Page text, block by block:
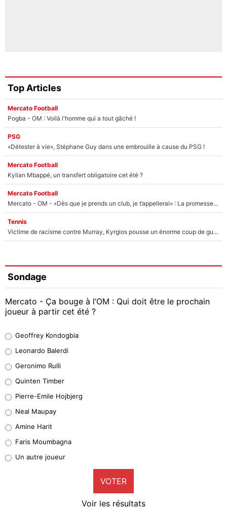
Top Articles
Mercato Football
Pogba - OM : Voilà l'homme qui a tout gâché !
PSG
«Détester à vie», Stéphane Guy dans une embrouille à cause du PSG !
Mercato Football
Kylian Mbappé, un transfert obligatoire cet été ?
Mercato Football
Mercato - OM - «Dès que je prends un club, je t’appellerai» : La promesse de Marcelino au moment de claquer la porte
Tennis
Victime de racisme contre Murray, Kyrgios pousse un énorme coup de gueule !
Sondage
Mercato - Ça bouge à l’OM : Qui doit être le prochain
joueur à partir cet été ?
38%
32%
5%
1%
9%
Geoffrey Kondogbia
Leonardo Balerdi
Geronimo Rulli
Quinten Timber
Pierre-Emile Hojbjerg
Neal Maupay
Amine Harit
Faris Moumbagna
Un autre joueur
VOTER
Voir les résultats